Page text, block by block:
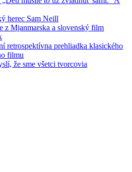
herec Sam Neill
z Mjanmarska a slovenský film
retrospektívna prehliadka klasického
filmu
že sme všetci tvorcovia